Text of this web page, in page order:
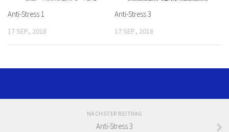
Anti-Stress 1
17 SEP., 2018
Anti-Stress 3
17 SEP., 2018
NÄCHSTER BEITRAG
Anti-Stress 3